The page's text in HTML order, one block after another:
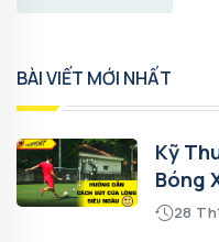
BÀI VIẾT MỚI NHẤT
Kỹ
Bóng
28